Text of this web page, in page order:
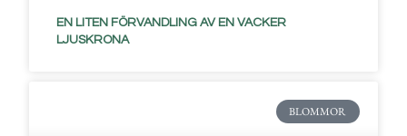
EN LITEN FÖRVANDLING AV EN VACKER
LJUSKRONA
BLOMMOR